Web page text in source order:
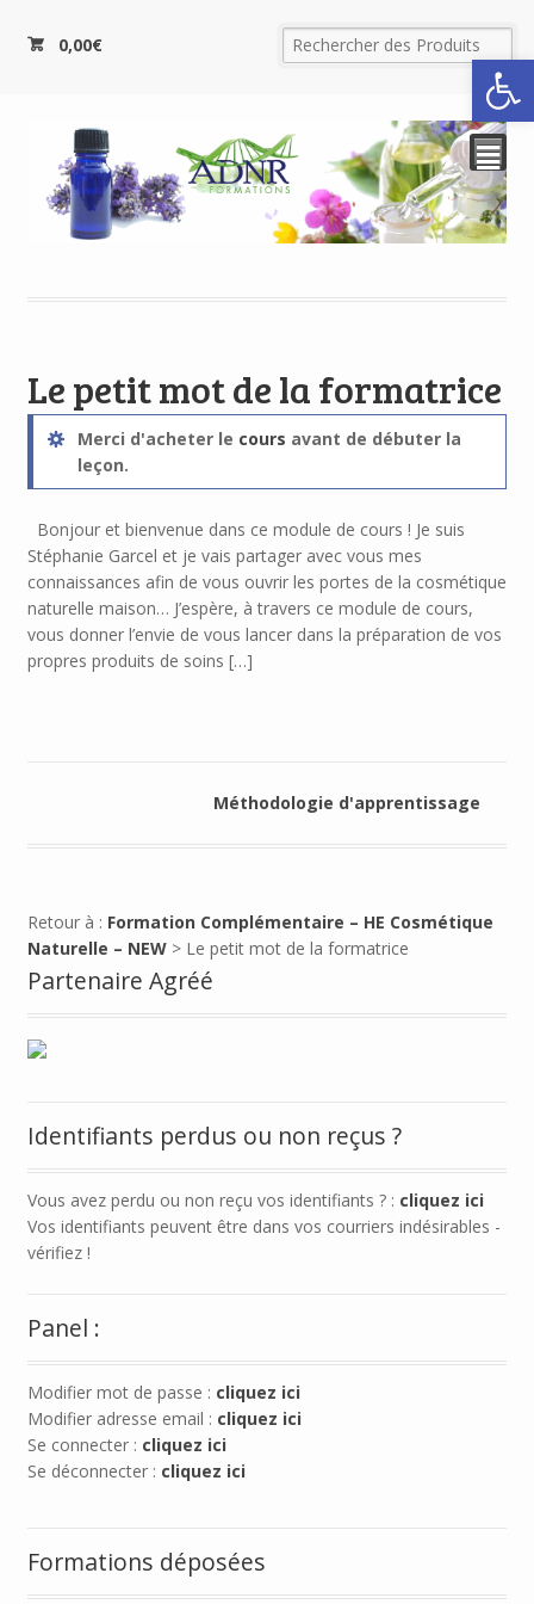
Ouvrir
0,00€
²
Le petit mot de la formatrice
Merci d'acheter le cours avant de débuter la
leçon.
Bonjour et bienvenue dans ce module de cours ! Je suis
Stéphanie Garcel et je vais partager avec vous mes
connaissances afin de vous ouvrir les portes de la cosmétique
naturelle maison… J’espère, à travers ce module de cours,
vous donner l’envie de vous lancer dans la préparation de vos
propres produits de soins […]
Méthodologie d'apprentissage
Retour à : Formation Complémentaire – HE Cosmétique
Naturelle – NEW> Le petit mot de la formatrice
Partenaire Agréé
Identifiants perdus ou non reçus ?
Vous avez perdu ou non reçu vos identifiants ? : cliquez ici
Vos identifiants peuvent être dans vos courriers indésirables -
vérifiez !
Panel :
Modifier mot de passe : cliquez ici
Modifier adresse email : cliquez ici
Se connecter : cliquez ici
Se déconnecter : cliquez ici
Formations déposées